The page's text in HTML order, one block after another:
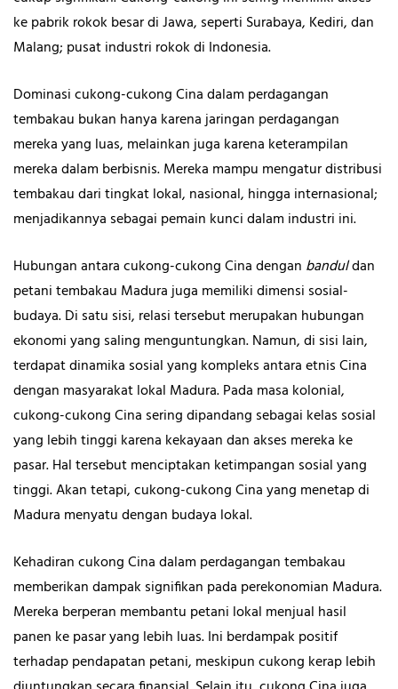
ke pabrik rokok besar di Jawa, seperti Surabaya, Kediri, dan
Malang; pusat industri rokok di Indonesia.
Dominasi cukong-cukong Cina dalam perdagangan
tembakau bukan hanya karena jaringan perdagangan
mereka yang luas, melainkan juga karena keterampilan
mereka dalam berbisnis. Mereka mampu mengatur distribusi
tembakau dari tingkat lokal, nasional, hingga internasional;
menjadikannya sebagai pemain kunci dalam industri ini.
Hubungan antara cukong-cukong Cina dengan banduldan
petani tembakau Madura juga memiliki dimensi sosial-
budaya. Di satu sisi, relasi tersebut merupakan hubungan
ekonomi yang saling menguntungkan. Namun, di sisi lain,
terdapat dinamika sosial yang kompleks antara etnis Cina
dengan masyarakat lokal Madura. Pada masa kolonial,
cukong-cukong Cina sering dipandang sebagai kelas sosial
yang lebih tinggi karena kekayaan dan akses mereka ke
pasar. Hal tersebut menciptakan ketimpangan sosial yang
tinggi. Akan tetapi, cukong-cukong Cina yang menetap di
Madura menyatu dengan budaya lokal.
Kehadiran cukong Cina dalam perdagangan tembakau
memberikan dampak signifikan pada perekonomian Madura.
Mereka berperan membantu petani lokal menjual hasil
panen ke pasar yang lebih luas. Ini berdampak positif
terhadap pendapatan petani, meskipun cukong kerap lebih